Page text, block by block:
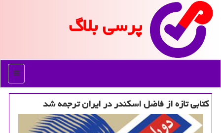
پرسی بلاگ
منو
كتابی تازه از فاضل اسكندر در ایران ترجمه شد